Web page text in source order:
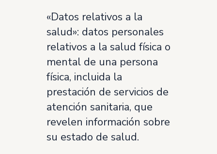
«Datos relativos a la
salud»: datos personales
relativos a la salud física o
mental de una persona
física, incluida la
prestación de servicios de
atención sanitaria, que
revelen información sobre
su estado de salud.